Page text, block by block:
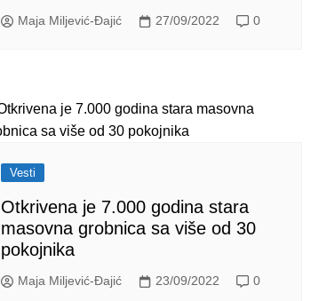
Maja Miljević-Đajić 27/09/2022 0
Vesti
Otkrivena je 7.000 godina stara
masovna grobnica sa više od 30
pokojnika
Maja Miljević-Đajić 23/09/2022 0